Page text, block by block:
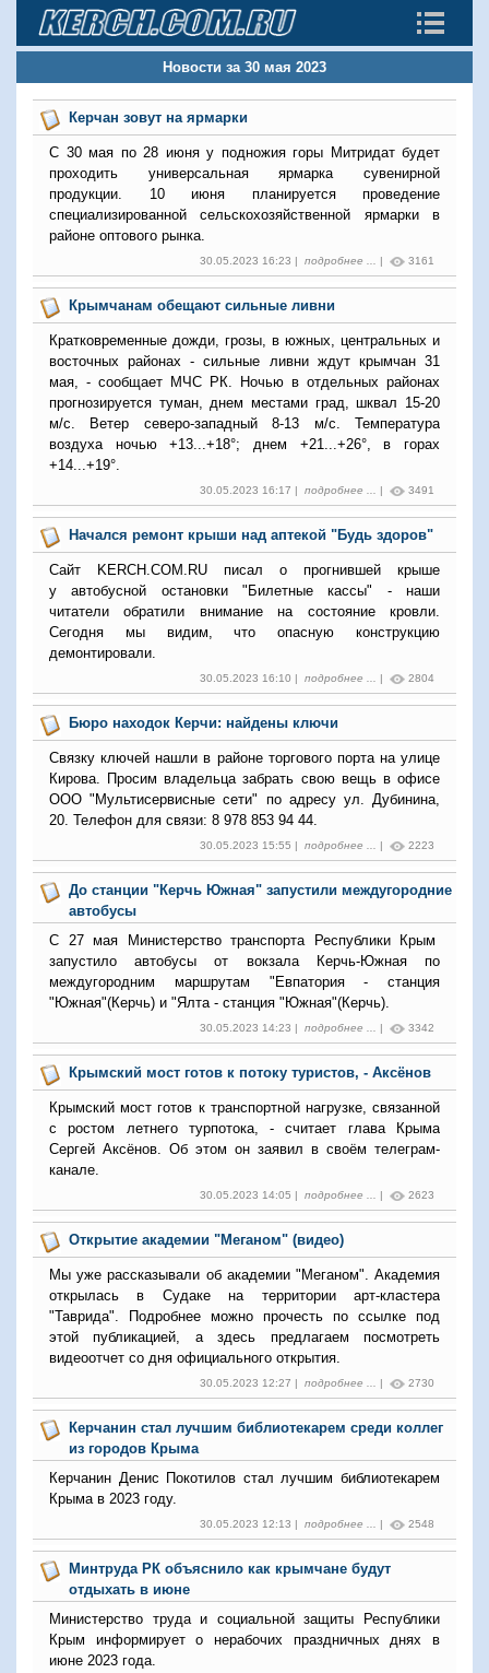
Новости за 30 мая 2023
Керчан зовут на ярмарки
С 30 мая по 28 июня у подножия горы Митридат будет
проходить универсальная ярмарка сувенирной
продукции. 10 июня планируется проведение
специализированной сельскохозяйственной ярмарки в
районе оптового рынка.
30.05.2023 16:23 | подробнее ... | 3161
Крымчанам обещают сильные ливни
Кратковременные дожди, грозы, в южных, центральных и
восточных районах - сильные ливни ждут крымчан 31
мая, - сообщает МЧС РК. Ночью в отдельных районах
прогнозируется туман, днем местами град, шквал 15-20
м/с. Ветер северо-западный 8-13 м/с. Температура
воздуха ночью +13...+18°; днем +21...+26°, в горах
+14...+19°.
30.05.2023 16:17 | подробнее ... | 3491
Начался ремонт крыши над аптекой "Будь здоров"
Сайт KERCH.COM.RU писал о прогнившей крыше
у автобусной остановки "Билетные кассы" - наши
читатели обратили внимание на состояние кровли.
Сегодня мы видим, что опасную конструкцию
демонтировали.
30.05.2023 16:10 | подробнее ... | 2804
Бюро находок Керчи: найдены ключи
Связку ключей нашли в районе торгового порта на улице
Кирова. Просим владельца забрать свою вещь в офисе
ООО "Мультисервисные сети" по адресу ул. Дубинина,
20. Телефон для связи: 8 978 853 94 44.
30.05.2023 15:55 | подробнее ... | 2223
До станции "Керчь Южная" запустили междугородние
автобусы
С 27 мая Министерство транспорта Республики Крым
запустило автобусы от вокзала Керчь-Южная по
междугородним маршрутам "Евпатория - станция
"Южная"(Керчь) и "Ялта - станция "Южная"(Керчь).
30.05.2023 14:23 | подробнее ... | 3342
Крымский мост готов к потоку туристов, - Аксёнов
Крымский мост готов к транспортной нагрузке, связанной
с ростом летнего турпотока, - считает глава Крыма
Сергей Аксёнов. Об этом он заявил в своём телеграм-
канале.
30.05.2023 14:05 | подробнее ... | 2623
Открытие академии "Меганом" (видео)
Мы уже рассказывали об академии "Меганом". Академия
открылась в Судаке на территории арт-кластера
"Таврида". Подробнее можно прочесть по ссылке под
этой публикацией, а здесь предлагаем посмотреть
видеоотчет со дня официального открытия.
30.05.2023 12:27 | подробнее ... | 2730
Керчанин стал лучшим библиотекарем среди коллег
из городов Крыма
Керчанин Денис Покотилов стал лучшим библиотекарем
Крыма в 2023 году.
30.05.2023 12:13 | подробнее ... | 2548
Минтруда РК объяснило как крымчане будут
отдыхать в июне
Министерство труда и социальной защиты Республики
Крым информирует о нерабочих праздничных днях в
июне 2023 года.